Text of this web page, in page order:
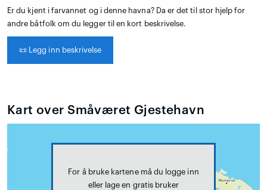
Er du kjent i farvannet og i denne havna? Da er det til stor hjelp for
andre båtfolk om du legger til en kort beskrivelse.
📜 Legg inn beskrivelse
Kart over Småværet Gjestehavn
For å bruke kartene må du logge inn
eller lage en gratis bruker